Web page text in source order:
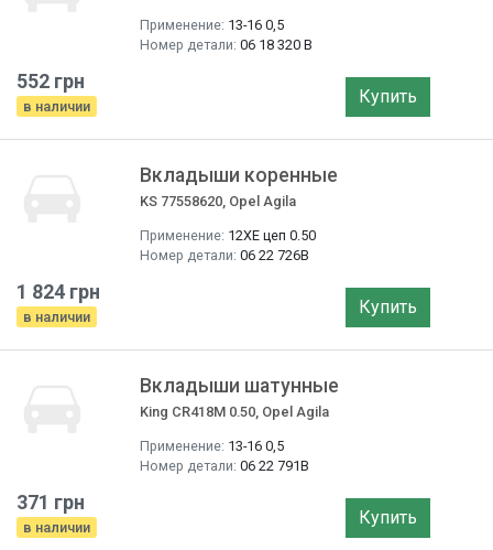
Применение: 13-16 0,5
Номер детали: 06 18 320 B
552 грн
в наличии Купить
Вкладыши коренные
KS 77558620, Opel Agila
Применение: 12XE цеп 0.50
Номер детали: 06 22 726B
1 824 грн
в наличии Купить
Вкладыши шатунные
King CR418M 0.50, Opel Agila
Применение: 13-16 0,5
Номер детали: 06 22 791B
371 грн
в наличии Купить